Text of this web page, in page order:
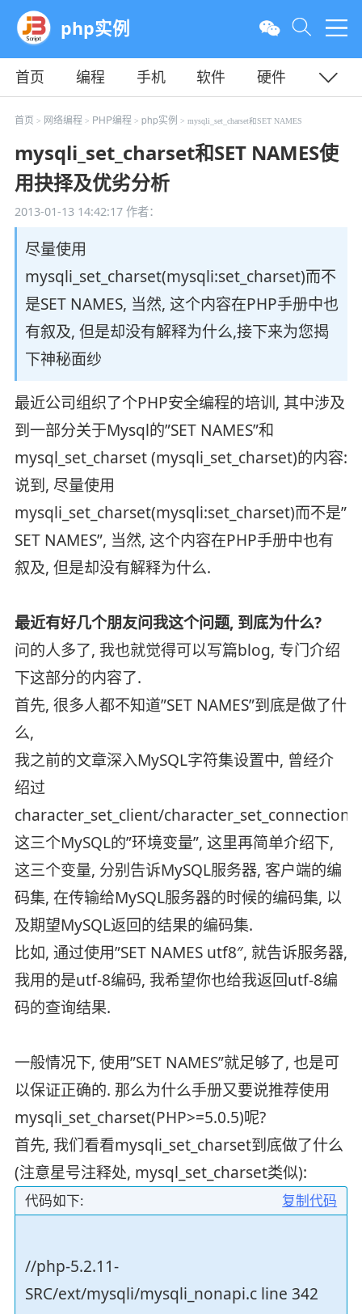
php实例
首页 编程 手机 软件
硬件
教程
平面 服务器
首页 > 网络编程 > PHP编程 > php实例 > mysqli_set_charset和SET NAMES
mysqli_set_charset和SET NAMES使
用抉择及优劣分析
2013-01-13 14:42:17作者：
尽量使用
mysqli_set_charset(mysqli:set_charset)而不
是SET NAMES, 当然, 这个内容在PHP手册中也
有叙及, 但是却没有解释为什么,接下来为您揭
下神秘面纱
最近公司组织了个PHP安全编程的培训, 其中涉及
到一部分关于Mysql的”SET NAMES”和
mysql_set_charset (mysqli_set_charset)的内容:
说到, 尽量使用
mysqli_set_charset(mysqli:set_charset)而不是”
SET NAMES”, 当然, 这个内容在PHP手册中也有
叙及, 但是却没有解释为什么.
最近有好几个朋友问我这个问题, 到底为什么?
问的人多了, 我也就觉得可以写篇blog, 专门介绍
下这部分的内容了.
首先, 很多人都不知道”SET NAMES”到底是做了什
么,
我之前的文章深入MySQL字符集设置中, 曾经介
绍过
character_set_client/character_set_connection/
这三个MySQL的”环境变量”, 这里再简单介绍下,
这三个变量, 分别告诉MySQL服务器, 客户端的编
码集, 在传输给MySQL服务器的时候的编码集, 以
及期望MySQL返回的结果的编码集.
比如, 通过使用”SET NAMES utf8″, 就告诉服务器,
我用的是utf-8编码, 我希望你也给我返回utf-8编
码的查询结果.
一般情况下, 使用”SET NAMES”就足够了, 也是可
以保证正确的. 那么为什么手册又要说推荐使用
mysqli_set_charset(PHP>=5.0.5)呢?
首先, 我们看看mysqli_set_charset到底做了什么
(注意星号注释处, mysql_set_charset类似):
复制代码
代码如下:
//php-5.2.11-
SRC/ext/mysqli/mysqli_nonapi.c line 342